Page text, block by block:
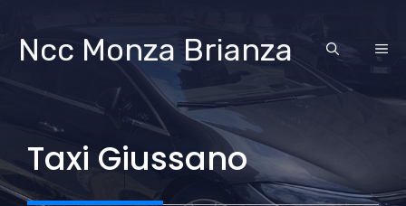
contenuto
Ncc Monza Brianza
Taxi Giussano